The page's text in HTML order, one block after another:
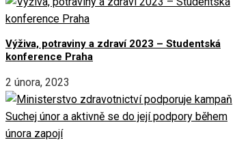
Výživa, potraviny a zdraví 2023 – Studentská
konference Praha
2 února, 2023